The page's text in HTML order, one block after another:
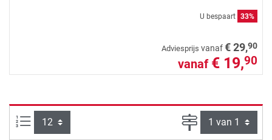
U bespaart 33%
Adviesprijs vanaf€ 29,90
vanaf € 19,90
Artikelen per pagina: Pagina